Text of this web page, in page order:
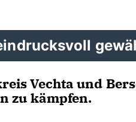
Vechta und
zu kämpfen.